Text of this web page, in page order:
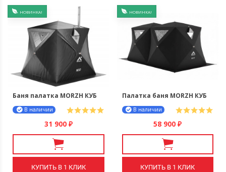
НОВИНКА!
Баня палатка MORZH КУБ
В наличии
31 900 ₽
КУПИТЬ В 1 КЛИК
НОВИНКА!
Палатка баня MORZH КУБ
В наличии
58 900₽
КУПИТЬ В 1 КЛИК